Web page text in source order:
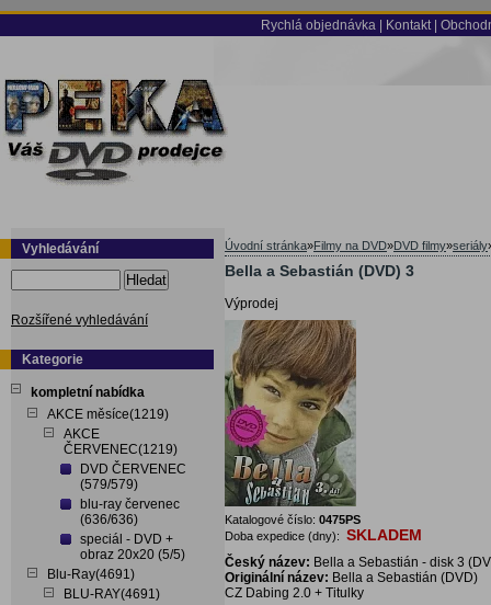
Rychlá objednávka Kontakt
Vyhledávání
Hledat
Rozšířené vyhledávání
Kategorie
kompletní nabídka
AKCE měsíce(1219)
AKCE
ČERVENEC(1219)
DVD ČERVENEC
(579/579)
blu-ray červenec
(636/636)
speciál - DVD +
obraz 20x20 (5/5)
Blu-Ray(4691)
BLU-RAY(4691)
Úvodní stránka»Filmy na DVD»DVD filmy»seriály
Bella a Sebastián (DVD) 3
Výprodej
Katalogové číslo: 0475PS
Doba expedice (dny): SKLADEM
Český název: Bella a Sebastián - disk 3
Originální název: Bella a Sebastián (DVD)
CZ Dabing 2.0 + Titulky